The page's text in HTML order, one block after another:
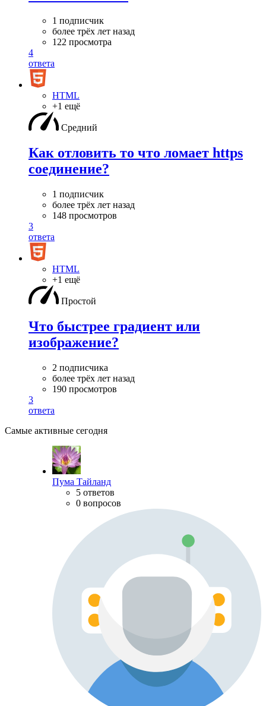
1 подписчик
более трёх лет назад
122 просмотра
4
ответа
HTML
+1 ещё
Средний
Как отловить то что ломает https
соединение?
1 подписчик
более трёх лет назад
148 просмотров
3
ответа
HTML
+1 ещё
Простой
Что быстрее градиент или
изображение?
2 подписчика
более трёх лет назад
190 просмотров
3
ответа
Самые активные сегодня
Пума Тайланд
5 ответов
0 вопросов